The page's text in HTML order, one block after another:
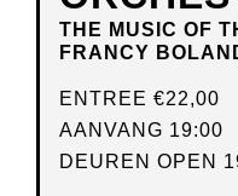
THE MUSIC OF
FRANCY
ENTREE €22,00
AANVANG 19:00
DEUREN OPEN